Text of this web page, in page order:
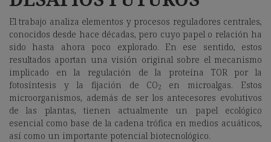
El trabajo analiza elementos y procesos reguladores centrales,
conocidos desde hace décadas, pero cuyo papel o relación ha
sido hasta ahora poco explorado. En ese sentido, estos
resultados aportan una visión original sobre el mecanismo
implicado en la regulación de la proteína TOR por la
fotosíntesis y la fijación de CO2 en microalgas. Estos
microorganismos, además de ser los antecesores evolutivos
de las plantas, tienen actualmente un papel ecológico
esencial como base de la cadena trófica en medios acuáticos,
así como un importante potencial biotecnológico.